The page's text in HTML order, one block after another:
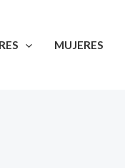
MUJERES